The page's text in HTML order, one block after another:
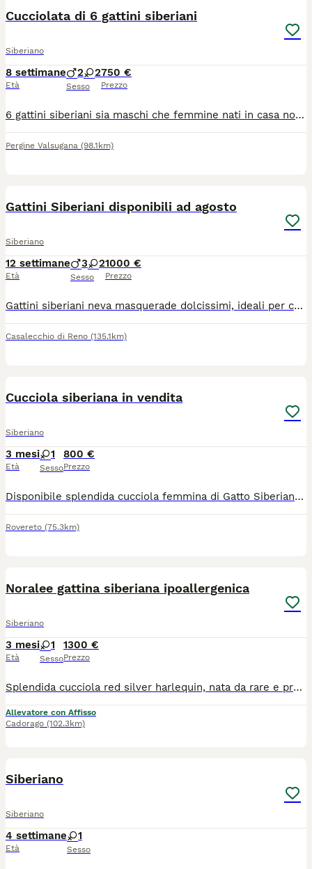
Cucciolata di 6 gattini siberiani
Siberiano
8 settimane
Età
2 2
Sesso
750 €
Prezzo
6 gattini siberiani sia maschi che femmine nati in casa non in gabbia (clima famigliare ) gattini consegnabili fine agosto circa . Con vaccini fatti 1 visita veterinaria, libretto sanitario gia abituatiballa lettierabebal tiragraffi
Pergine Valsugana (98.1km)
Gattini Siberiani disponibili ad agosto
Siberiano
12 settimane
Età
3 2
Sesso
1000 €
Prezzo
Gattini siberiani neva masquerade dolcissimi, ideali per chi soffre di allergie poiché una delle particolarità di questa razza consiste nella sua quasi totale mancanza di produzione della proteina Fel d1, responsabile delle allergie. Il 12 maggio scorso è nata una splendida cucciolata da mamma Minou e papà Indaco composta da 5 stupendi cuccioli, Napoleone, Nairobi, Nocciola, Newton e Neve che saranno disponibili a partire dalla metà di agosto. I cuccioli vengono ceduti sverminati, vaccinati, abituati alla lettiera e al tira graffi
Casalecchio di Reno (135.1km)
Cucciola siberiana in vendita
Siberiano
3 mesi
Età
1
Sesso
800 €
Prezzo
Disponibile splendida cucciola femmina di Gatto Siberiano grigio a strisce (tabby). La piccola compie 3 mesi a metà luglio e sarà pronto per essere ceduto alla sua nuova famiglia. Sana, vivace e molto affettuosa. Ha effettuato tutte le profilassi sanitarie (vaccini e sverminazioni). Viene ceduta con regolare pedigree da compagnia e su richiesta il pedigree da riproduzione con un prezzo maggiorato. Il Siberiano è una razza fantastica, nota anche per essere ipo-allergenica (io stesso sono allergico ai gatti). Per ulteriori foto, prezzo o per venire a conoscerla, contattatemi in privato. Massima serietà.
Rovereto (75.3km)
Noralee gattina siberiana ipoallergenica
Siberiano
3 mesi
Età
1
Sesso
1300 €
Prezzo
Splendida cucciola red silver harlequin, nata da rare e pregiate linee di sangue. La gattina sta crescendo in ambiente familiare, insieme ai fratelli, circondato da coccole e attenzioni. Perfetta come pet, per show e breading! La piccola verrà ceduto con Microchip termico Libretto sanitario Iscrizione in anagrafe Pedigree Vaccinazioni e profilassi personalizzate Regolare contratto di cessione Kit di benvenuto Visibile presso L’allevamento Casa di Cally insieme ai genitori. Non cerchiamo semplicemente una casa. Cerchiamo la famiglia giusta, quella con cui costruirà una storia destinata a durare tutta la vita. Se stai pensando di condividere il tuo cammino con un gatto siberiano, questo potrebbe essere l'inizio di qualcosa di speciale: 🤍 Selezione etica 🏡 Crescita in ambiente familiare 🥩 Alimentazione naturale 🩺 Genitori testati e seguiti con cura 🐾 Supporto prima e dopo l'arrivo del cucciolo Per informazioni sulle cucciolate disponibili e sulla nostra filosofia di allevamento, contattaci in privato Il cucciolo non è in regalo o adozione, contattare solo se realmente interessati
Allevatore con Affisso
Cadorago (102.3km)
Siberiano
Siberiano
4 settimane
Età
1
Sesso